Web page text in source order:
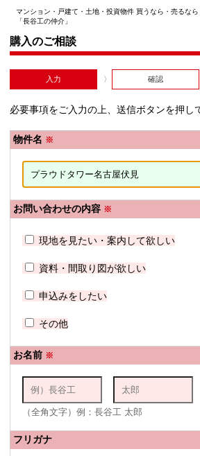
マンション・戸建て・土地・投資物件 買うなら・売るなら
「長谷工の仲介」
購入のご相談
入力 確認
必要事項をご入力の上、送信ボタンを押し
物件名 ※
お問い合わせの内容 ※
現地を見たい・案内して欲しい
資料・間取り図が欲しい
申込みをしたい
その他
お名前 ※
（全角文字）例：長谷工 太郎
フリガナ